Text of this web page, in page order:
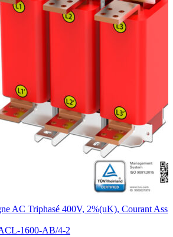
AC Triphasé 400V, 2%(uK), Courant
1600-AB/4-2